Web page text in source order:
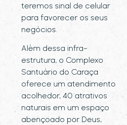
teremos sinal de celular
para favorecer os seus
negócios.
Além dessa infra-
estrutura, o Complexo
Santuário do Caraça
oferece um atendimento
acolhedor, 40 atrativos
naturais em um espaço
abençoado por Deus,